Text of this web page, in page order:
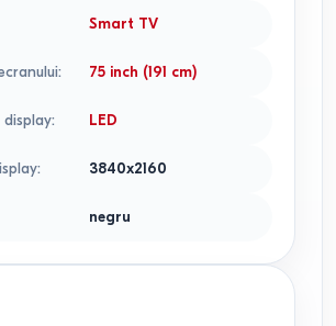
Smart TV
: 75 inch (191 cm)
: LED
: 3840x2160
negru